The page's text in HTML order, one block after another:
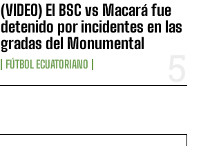
(VIDEO) El BSC vs Macará fue
detenido por incidentes en las
gradas del Monumental
FÚTBOL ECUATORIANO